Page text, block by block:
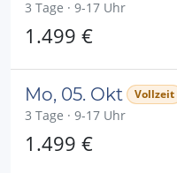
3 Tage · 9-17 Uhr
1.499 €
Mo, 05. Okt Vollzeit
3 Tage · 9-17 Uhr
1.499 €